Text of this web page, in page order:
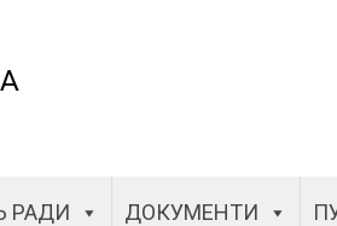
РАДИ ДОКУМЕНТИ